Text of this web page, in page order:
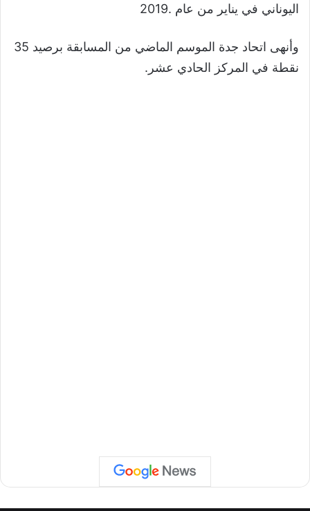
اليوناني في يناير من عام .2019
وأنهى اتحاد جدة الموسم الماضي من المسابقة برصيد 35
نقطة في المركز الحادي عشر.